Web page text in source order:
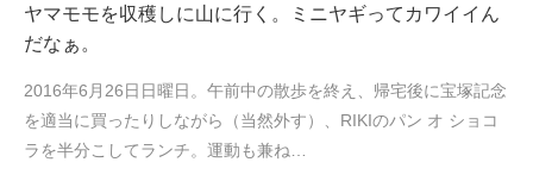
ヤマモモを収穫しに山に行く。ミニヤギってカワイイん
だなぁ。
2016年6月26日日曜日。午前中の散歩を終え、帰宅後に宝塚記念
を適当に買ったりしながら（当然外す）、RIKIのパン オ ショコ
ラを半分こしてランチ。運動も兼ね…